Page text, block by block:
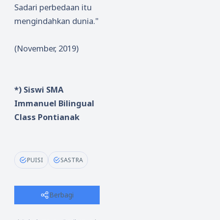
Sadari perbedaan itu
mengindahkan dunia."
(November, 2019)
*) Siswi SMA
Immanuel Bilingual
Class Pontianak
PUISI SASTRA
Berbagi